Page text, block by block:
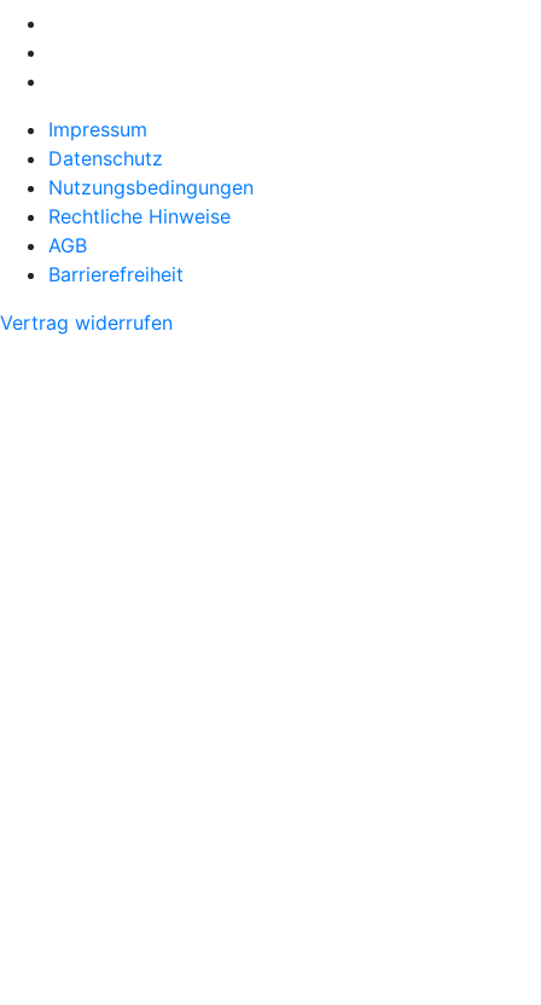
Impressum
Datenschutz
Nutzungsbedingungen
Rechtliche Hinweise
AGB
Barrierefreiheit
Vertrag widerrufen